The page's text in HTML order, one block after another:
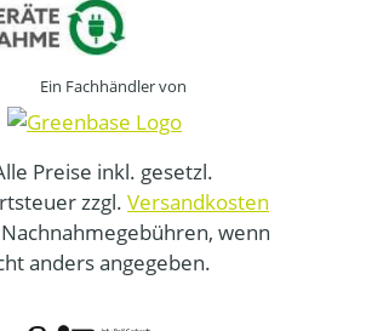
Ein Fachhändler von
Preise inkl. gesetzl.
zzgl. Versandkosten
wenn
anders angegeben.